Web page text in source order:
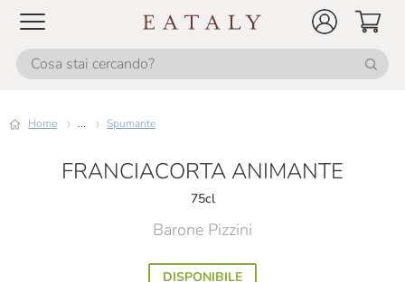
Home ... Spumante
FRANCIACORTA ANIMANTE
75cl
Barone Pizzini
DISPONIBILE